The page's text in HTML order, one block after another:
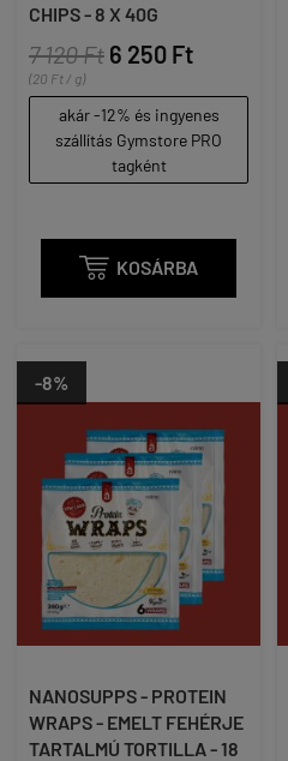
CHIPS - 8 X 40G
7 120 Ft 6 250 Ft
(20 Ft / g)
akár -12% és ingyenes
szállítás Gymstore PRO
tagként
 KOSÁRBA
-8%
NANOSUPPS - PROTEIN
WRAPS - EMELT FEHÉRJE
TARTALMÚ TORTILLA - 18